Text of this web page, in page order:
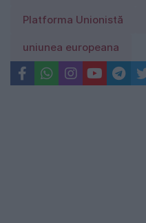
Platforma Unionistă
uniunea europeana